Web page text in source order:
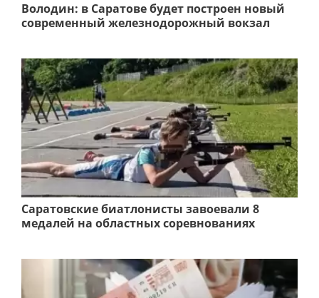
Володин: в Саратове будет построен новый
современный железнодорожный вокзал
Саратовские биатлонисты завоевали 8
медалей на областных соревнованиях